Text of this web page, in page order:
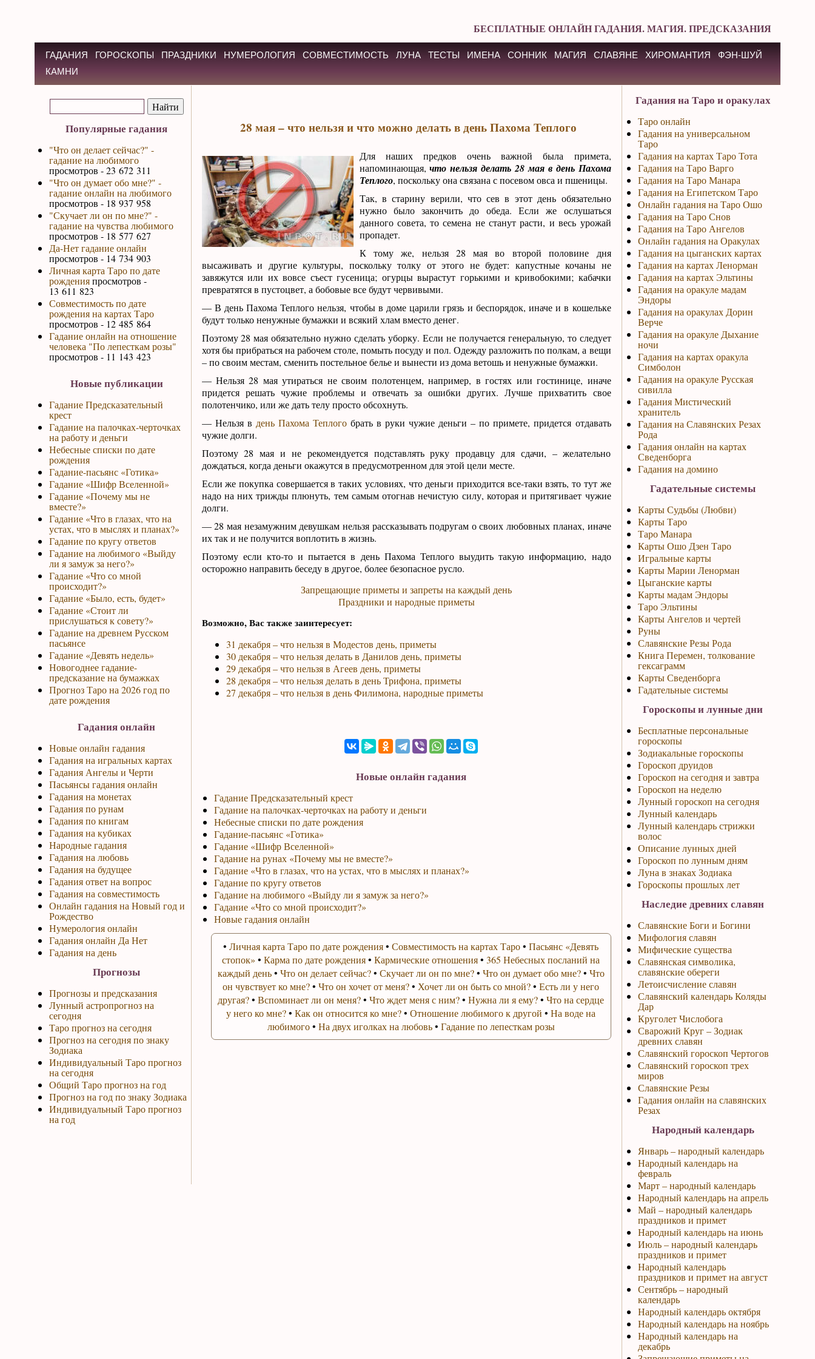
БЕСПЛАТНЫЕ ОНЛАЙН ГАДАНИЯ. МАГИЯ. ПРЕДСКАЗАНИЯ
ГАДАНИЯ ГОРОСКОПЫ ПРАЗДНИКИ НУМЕРОЛОГИЯ СОВМЕСТИМОСТЬ ЛУНА ТЕСТЫ ИМЕНА СОННИК МАГИЯ СЛАВЯНЕ ХИРОМАНТИЯ
ФЭН-ШУЙ
КАМНИ
Популярные гадания
"Что он делает сейчас?" -
гадание на любимого
просмотров - 23 672 311
"Что он думает обо мне?" -
гадание онлайн на любимого
просмотров - 18 937 958
"Скучает ли он по мне?" -
гадание на чувства любимого
просмотров - 18 577 627
Да-Нет гадание онлайн
просмотров - 14 734 903
Личная карта Таро по дате
рожденияпросмотров -
13 611 823
Совместимость по дате
рождения на картах Таро
просмотров - 12 485 864
Гадание онлайн на отношение
человека "По лепесткам розы"
просмотров - 11 143 423
Новые публикации
Гадание Предсказательный
крест
Гадание на палочках-черточках
на работу и деньги
Небесные списки по дате
рождения
Гадание-пасьянс «Готика»
Гадание «Шифр Вселенной»
Гадание «Почему мы не
вместе?»
Гадание «Что в глазах, что на
устах, что в мыслях и планах?»
Гадание по кругу ответов
Гадание на любимого «Выйду
ли я замуж за него?»
Гадание «Что со мной
происходит?»
Гадание «Было, есть, будет»
Гадание «Стоит ли
прислушаться к совету?»
Гадание на древнем Русском
пасьянсе
Гадание «Девять недель»
Новогоднее гадание-
предсказание на бумажках
Прогноз Таро на 2026 год по
дате рождения
Гадания онлайн
Новые онлайн гадания
Гадания на игральных картах
Гадания Ангелы и Черти
Пасьянсы гадания онлайн
Гадания на монетах
Гадания по рунам
Гадания по книгам
Гадания на кубиках
Народные гадания
Гадания на любовь
Гадания на будущее
Гадания ответ на вопрос
Гадания на совместимость
Онлайн гадания на Новый год и
Рождество
Нумерология онлайн
Гадания онлайн Да Нет
Гадания на день
Прогнозы
Прогнозы и предсказания
Лунный астропрогноз на
сегодня
Таро прогноз на сегодня
Прогноз на сегодня по знаку
Зодиака
Индивидуальный Таро прогноз
на сегодня
Общий Таро прогноз на год
Прогноз на год по знаку Зодиака
Индивидуальный Таро прогноз
на год
28 мая – что нельзя и что можно делать в день Пахома Теплого
Для наших предков очень важной была примета,
напоминающая,что нельзя делать 28 мая в день Пахома
Теплого, поскольку она связана с посевом овса и пшеницы.
Так, в старину верили, что сев в этот день обязательно
нужно было закончить до обеда. Если же ослушаться
данного совета, то семена не станут расти, и весь урожай
пропадет.
К тому же, нельзя 28 мая во второй половине дня
высаживать и другие культуры, поскольку толку от этого не будет: капустные кочаны не
завяжутся или их вовсе съест гусеница; огурцы вырастут горькими и кривобокими; кабачки
превратятся в пустоцвет, а бобовые все будут червивыми.
— В день Пахома Теплого нельзя, чтобы в доме царили грязь и беспорядок, иначе и в кошельке
будут только ненужные бумажки и всякий хлам вместо денег.
Поэтому 28 мая обязательно нужно сделать уборку. Если не получается генеральную, то следует
хотя бы прибраться на рабочем столе, помыть посуду и пол. Одежду разложить по полкам, а вещи
– по своим местам, сменить постельное белье и вынести из дома ветошь и ненужные бумажки.
— Нельзя 28 мая утираться не своим полотенцем, например, в гостях или гостинице, иначе
придется решать чужие проблемы и отвечать за ошибки других. Лучше прихватить свое
полотенчико, или же дать телу просто обсохнуть.
— Нельзя в день Пахома Теплогобрать в руки чужие деньги – по примете, придется отдавать
чужие долги.
Поэтому 28 мая и не рекомендуется подставлять руку продавцу для сдачи, – желательно
дождаться, когда деньги окажутся в предусмотренном для этой цели месте.
Если же покупка совершается в таких условиях, что деньги приходится все-таки взять, то тут же
надо на них трижды плюнуть, тем самым отогнав нечистую силу, которая и притягивает чужие
долги.
— 28 мая незамужним девушкам нельзя рассказывать подругам о своих любовных планах, иначе
их так и не получится воплотить в жизнь.
Поэтому если кто-то и пытается в день Пахома Теплого выудить такую информацию, надо
осторожно направить беседу в другое, более безопасное русло.
Запрещающие приметы и запреты на каждый день
Праздники и народные приметы
Возможно, Вас также заинтересует:
31 декабря – что нельзя в Модестов день, приметы
30 декабря – что нельзя делать в Данилов день, приметы
29 декабря – что нельзя в Агеев день, приметы
28 декабря – что нельзя делать в день Трифона, приметы
27 декабря – что нельзя в день Филимона, народные приметы
Новые онлайн гадания
Гадание Предсказательный крест
Гадание на палочках-черточках на работу и деньги
Небесные списки по дате рождения
Гадание-пасьянс «Готика»
Гадание «Шифр Вселенной»
Гадание на рунах «Почему мы не вместе?»
Гадание «Что в глазах, что на устах, что в мыслях и планах?»
Гадание по кругу ответов
Гадание на любимого «Выйду ли я замуж за него?»
Гадание «Что со мной происходит?»
Новые гадания онлайн
• Личная карта Таро по дате рождения• Совместимость на картах Таро• Пасьянс «Девять
стопок» • Карма по дате рождения• Кармические отношения• 365 Небесных посланий на
каждый день• Что он делает сейчас?• Скучает ли он по мне?• Что он думает обо мне?• Что
он чувствует ко мне?• Что он хочет от меня?• Хочет ли он быть со мной?• Есть ли у него
другая?• Вспоминает ли он меня?• Что ждет меня с ним?• Нужна ли я ему?• Что на сердце
у него ко мне?• Как он относится ко мне?• Отношение любимого к другой • На воде на
любимого• На двух иголках на любовь• Гадание по лепесткам розы
Гадания на Таро и оракулах
Таро онлайн
Гадания на универсальном
Таро
Гадания на картах Таро Тота
Гадания на Таро Варго
Гадания на Таро Манара
Гадания на Египетском Таро
Онлайн гадания на Таро Ошо
Гадания на Таро Снов
Гадания на Таро Ангелов
Онлайн гадания на Оракулах
Гадания на цыганских картах
Гадания на картах Ленорман
Гадания на картах Эльтины
Гадания на оракуле мадам
Эндоры
Гадания на оракулах Дорин
Верче
Гадания на оракуле Дыхание
ночи
Гадания на картах оракула
Симболон
Гадания на оракуле Русская
сивилла
Гадания Мистический
хранитель
Гадания на Славянских Резах
Рода
Гадания онлайн на картах
Сведенборга
Гадания на домино
Гадательные системы
Карты Судьбы (Любви)
Карты Таро
Таро Манара
Карты Ошо Дзен Таро
Игральные карты
Карты Марии Ленорман
Цыганские карты
Карты мадам Эндоры
Таро Эльтины
Карты Ангелов и чертей
Руны
Славянские Резы Рода
Книга Перемен, толкование
гексаграмм
Карты Сведенборга
Гадательные системы
Гороскопы и лунные дни
Бесплатные персональные
гороскопы
Зодиакальные гороскопы
Гороскоп друидов
Гороскоп на сегодня и завтра
Гороскоп на неделю
Лунный гороскоп на сегодня
Лунный календарь
Лунный календарь стрижки
волос
Описание лунных дней
Гороскоп по лунным дням
Луна в знаках Зодиака
Гороскопы прошлых лет
Наследие древних славян
Славянские Боги и Богини
Мифология славян
Мифические существа
Славянская символика,
славянские обереги
Летоисчисление славян
Славянский календарь Коляды
Дар
Круголет Числобога
Сварожий Круг – Зодиак
древних славян
Славянский гороскоп Чертогов
Славянский гороскоп трех
миров
Славянские Резы
Гадания онлайн на славянских
Резах
Народный календарь
Январь – народный календарь
Народный календарь на
февраль
Март – народный календарь
Народный календарь на апрель
Май – народный календарь
праздников и примет
Народный календарь на июнь
Июль – народный календарь
праздников и примет
Народный календарь
праздников и примет на август
Сентябрь – народный
календарь
Народный календарь октября
Народный календарь на ноябрь
Народный календарь на
декабрь